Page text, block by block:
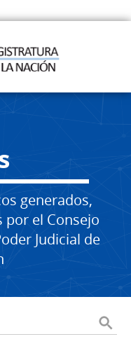
generados,
por el Consejo
Judicial de